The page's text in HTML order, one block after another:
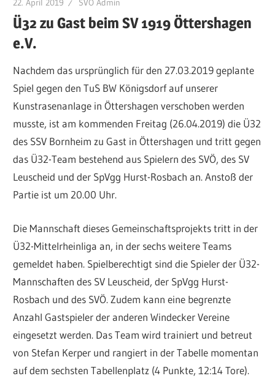
22. April 2019 SVÖ Admin
Ü32 zu Gast beim SV 1919 Öttershagen
e.V.
Nachdem das ursprünglich für den 27.03.2019 geplante
Spiel gegen den TuS BW Königsdorf auf unserer
Kunstrasenanlage in Öttershagen verschoben werden
musste, ist am kommenden Freitag (26.04.2019) die Ü32
des SSV Bornheim zu Gast in Öttershagen und tritt gegen
das Ü32-Team bestehend aus Spielern des SVÖ, des SV
Leuscheid und der SpVgg Hurst-Rosbach an. Anstoß der
Partie ist um 20.00 Uhr.
Die Mannschaft dieses Gemeinschaftsprojekts tritt in der
Ü32-Mittelrheinliga an, in der sechs weitere Teams
gemeldet haben. Spielberechtigt sind die Spieler der Ü32-
Mannschaften des SV Leuscheid, der SpVgg Hurst-
Rosbach und des SVÖ. Zudem kann eine begrenzte
Anzahl Gastspieler der anderen Windecker Vereine
eingesetzt werden. Das Team wird trainiert und betreut
von Stefan Kerper und rangiert in der Tabelle momentan
auf dem sechsten Tabellenplatz (4 Punkte, 12:14 Tore).